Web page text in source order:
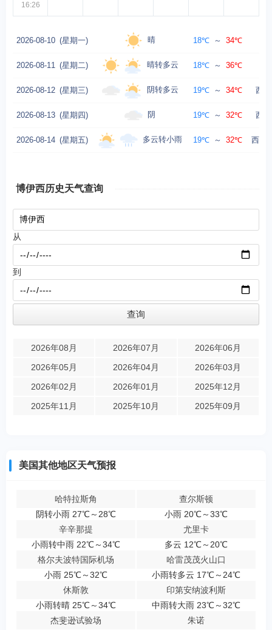
16:26
2026-08-10 (星期一) 晴 18℃ ～ 34℃
2026-08-11 (星期二) 晴转多云 18℃ ～ 36℃
2026-08-12 (星期三) 阴转多云 19℃ ～ 34℃ 西
2026-08-13 (星期四) 阴 19℃ ～ 32℃ 西
2026-08-14 (星期五) 多云转小雨 19℃ ～ 32℃ 西北
博伊西历史天气查询
从
到
2026年08月 2026年07月
2026年06月
2026年05月
2026年04月
2026年03月
2026年02月
2026年01月
2025年12月
2025年11月
2025年10月 2025年09月
美国其他地区天气预报
哈特拉斯角
阴转小雨 27℃～28℃
查尔斯顿
小雨 20℃～33℃
辛辛那提
小雨转中雨 22℃～34℃
尤里卡
多云 12℃～20℃
格尔夫波特国际机场
小雨 25℃～32℃
哈雷茂茂火山口
小雨转多云 17℃～24℃
休斯敦
小雨转晴 25℃～34℃
印第安纳波利斯
中雨转大雨 23℃～32℃
杰斐逊试验场
朱诺